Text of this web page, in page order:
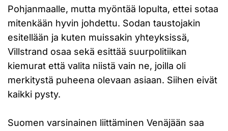
Pohjanmaalle, mutta myöntää lopulta, ettei sotaa
mitenkään hyvin johdettu. Sodan taustojakin
esitellään ja kuten muissakin yhteyksissä,
Villstrand osaa sekä esittää suurpolitiikan
kiemurat että valita niistä vain ne, joilla oli
merkitystä puheena olevaan asiaan. Siihen eivät
kaikki pysty.
Suomen varsinainen liittäminen Venäjään saa